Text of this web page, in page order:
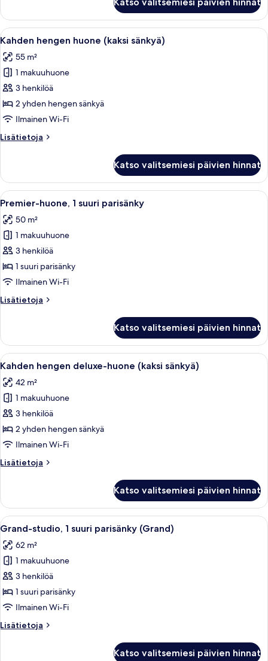
huone
(kaksi
sänkyä)
Manor)
Avaa
kaikki
huonetyypin
Kahden
hengen
huone
(kaksi
kuvat
Moderni hotellihuone, jossa on
5
Kahden hengen huone (kaksi sänkyä)
55 m²
1 makuuhuone
3 henkilöä
2 yhden hengen sänkyä
Ilmainen Wi-Fi
Lisätietoja
Lisätietoja
huone
(kaksi
sänkyä)
Katso valitsemiesi päivien hinnat
Avaa
kaikki
huonetyypin
Premier-
huone,
1
suuri
kuvat
Moderni hotellihuone, jossa on
7
Premier-huone, 1 suuri parisänky
50 m²
1 makuuhuone
3 henkilöä
1 suuri parisänky
Ilmainen Wi-Fi
Lisätietoja
Lisätietoja
1
suuri
parisänky
Katso valitsemiesi päivien hinnat
Avaa
kaikki
huonetyypin
Kahden
hengen
deluxe-
huone
sänkyä)
Kahden hengen deluxe-huone
7
Kahden hengen deluxe-huone (kaksi sänkyä)
42 m²
1 makuuhuone
3 henkilöä
2 yhden hengen sänkyä
Ilmainen Wi-Fi
Lisätietoja
Lisätietoja
deluxe-
huone
(kaksi
Katso valitsemiesi päivien hinnat
Avaa
kaikki
huonetyypin
Grand-
studio,
1
suuri
(Grand)
Moderni hotellihuone, jossa on
4
Grand-studio, 1 suuri parisänky (Grand)
62 m²
1 makuuhuone
3 henkilöä
1 suuri parisänky
Ilmainen Wi-Fi
Lisätietoja
Lisätietoja
Katso valitsemiesi päivien hinnat